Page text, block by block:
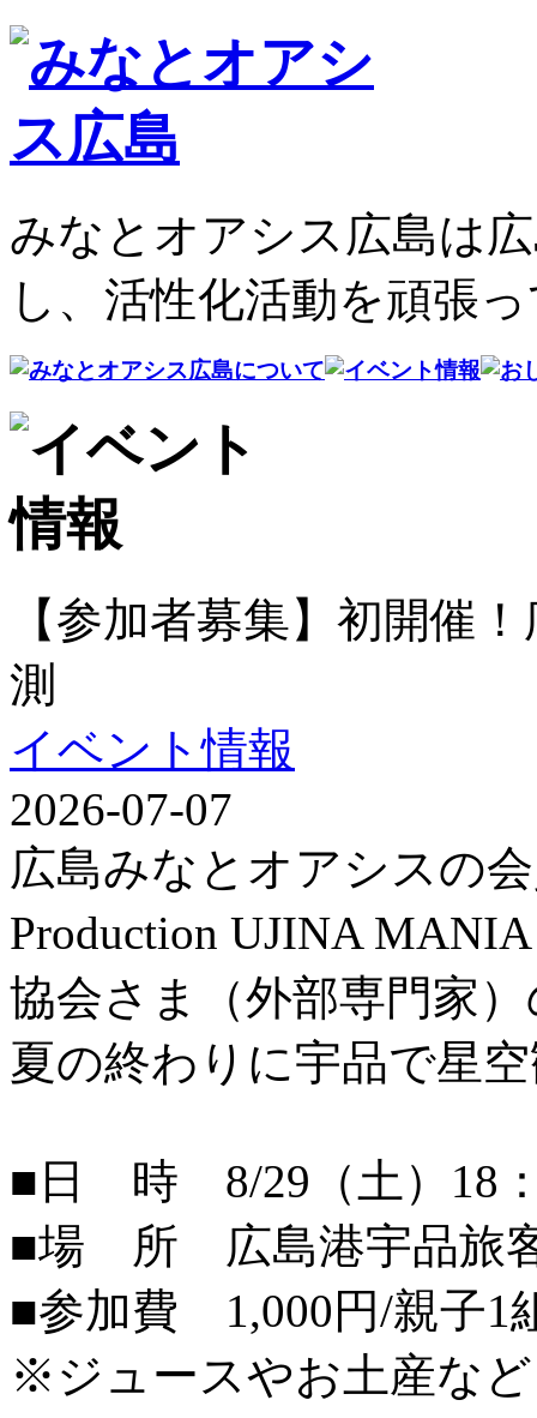
みなとオアシス広島は
し、活性化活動を頑張
【参加者募集】初開催
測
イベント情報
2026-07-07
広島みなとオアシスの
Production UJINA
協会さま（外部専門家
夏の終わりに宇品で星
■日 時 8/29（土）18
■場 所 広島港宇品旅
■参加費 1,000円/親子1
※ジュースやお土産な